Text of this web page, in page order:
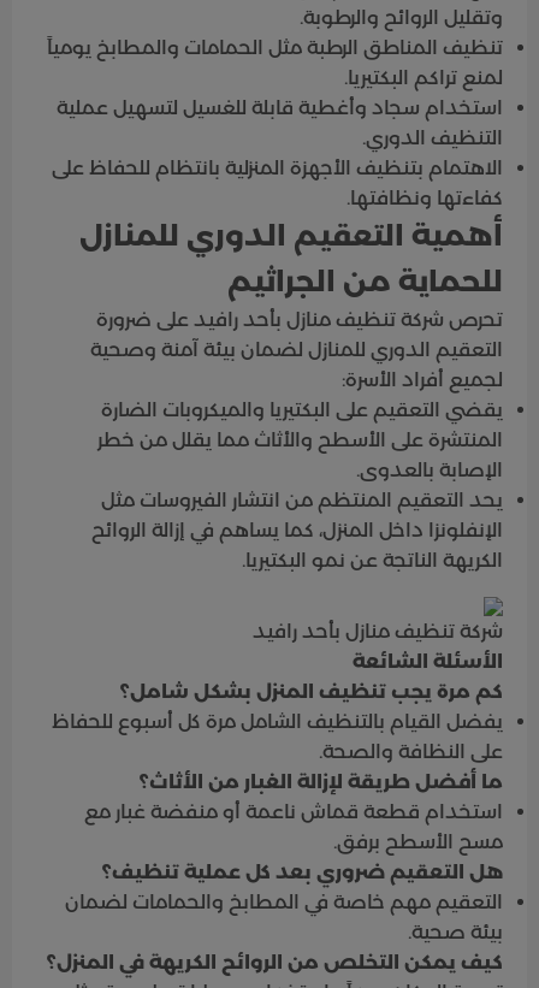
وتقليل الروائح والرطوبة.
تنظيف المناطق الرطبة مثل الحمامات والمطابخ يومياً
لمنع تراكم البكتيريا.
استخدام سجاد وأغطية قابلة للغسيل لتسهيل عملية
التنظيف الدوري.
الاهتمام بتنظيف الأجهزة المنزلية بانتظام للحفاظ على
كفاءتها ونظافتها.
أهمية التعقيم الدوري للمنازل
للحماية من الجراثيم
تحرص شركة تنظيف منازل بأحد رافيد على ضرورة
التعقيم الدوري للمنازل لضمان بيئة آمنة وصحية
لجميع أفراد الأسرة:
يقضي التعقيم على البكتيريا والميكروبات الضارة
المنتشرة على الأسطح والأثاث مما يقلل من خطر
الإصابة بالعدوى.
يحد التعقيم المنتظم من انتشار الفيروسات مثل
الإنفلونزا داخل المنزل، كما يساهم في إزالة الروائح
الكريهة الناتجة عن نمو البكتيريا.
شركة تنظيف منازل بأحد رافيد
الأسئلة الشائعة
كم مرة يجب تنظيف المنزل بشكل شامل؟
يفضل القيام بالتنظيف الشامل مرة كل أسبوع للحفاظ
على النظافة والصحة.
ما أفضل طريقة لإزالة الغبار من الأثاث؟
استخدام قطعة قماش ناعمة أو منفضة غبار مع
مسح الأسطح برفق.
هل التعقيم ضروري بعد كل عملية تنظيف؟
التعقيم مهم خاصة في المطابخ والحمامات لضمان
بيئة صحية.
كيف يمكن التخلص من الروائح الكريهة في المنزل؟